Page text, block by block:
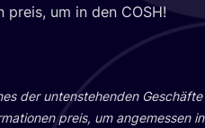
preis, um in den COSH!
der unten­ste­hen­den Geschäf­te
preis, um ange­mes­sen in